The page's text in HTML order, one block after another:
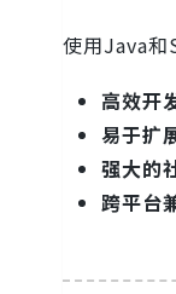
使用Java和
高效开
易于扩
强大的
跨平台